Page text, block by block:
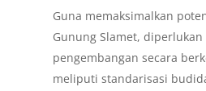
Guna memaksimalkan
Gunung Slamet, diperlukan
pengembangan secara
meliputi standarisasi